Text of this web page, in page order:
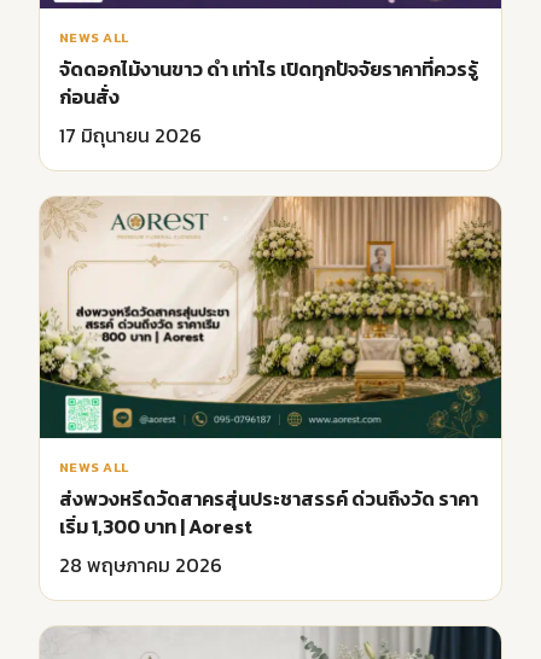
NEWS ALL
จัดดอกไม้งานขาว ดํา เท่าไร เปิดทุกปัจจัยราคาที่ควรรู้
ก่อนสั่ง
17 มิถุนายน 2026
NEWS ALL
ส่งพวงหรีดวัดสาครสุ่นประชาสรรค์ ด่วนถึงวัด ราคา
เริ่ม 1,300 บาท | Aorest
28 พฤษภาคม 2026